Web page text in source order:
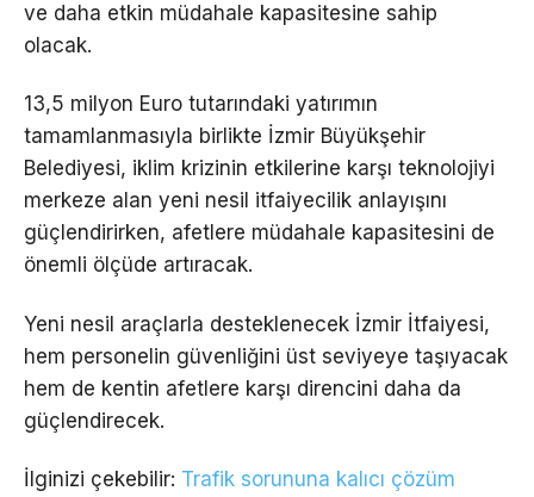
ve daha etkin müdahale kapasitesine sahip
olacak.
13,5 milyon Euro tutarındaki yatırımın
tamamlanmasıyla birlikte İzmir Büyükşehir
Belediyesi, iklim krizinin etkilerine karşı teknolojiyi
merkeze alan yeni nesil itfaiyecilik anlayışını
güçlendirirken, afetlere müdahale kapasitesini de
önemli ölçüde artıracak.
Yeni nesil araçlarla desteklenecek İzmir İtfaiyesi,
hem personelin güvenliğini üst seviyeye taşıyacak
hem de kentin afetlere karşı direncini daha da
güçlendirecek.
İlginizi çekebilir: Trafik sorununa kalıcı çözüm